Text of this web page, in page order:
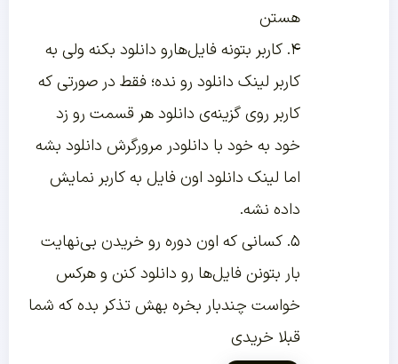
هستن
۴. کاربر بتونه فایل‌هارو دانلود بکنه ولی به
کاربر لینک دانلود رو نده؛ فقط در صورتی که
کاربر روی گزینه‌ی دانلود هر قسمت رو زد
خود به خود با دانلودر مرورگرش دانلود بشه
اما لینک دانلود اون فایل به کاربر نمایش
داده نشه.
۵. کسانی که اون دوره رو خریدن بی‌نهایت
بار بتونن فایل‌ها رو دانلود کنن و هرکس
خواست چندبار بخره بهش تذکر بده که شما
قبلا خریدی